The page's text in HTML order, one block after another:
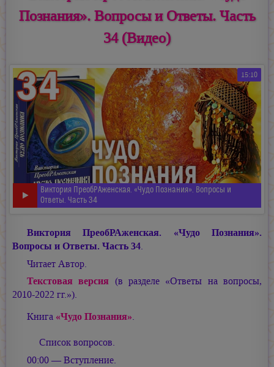
Познания». Вопросы и Ответы. Часть
34 (Видео)
15:10
Виктория ПреобРАженская. «Чудо Познания». Вопросы и
Ответы. Часть 34
Виктория ПреобРАженская. «Чудо Познания».
Вопросы и Ответы. Часть 34.
Читает Автор.
Текстовая версия (в разделе «Ответы на вопросы,
2010-2022 гг.»).
Книга «Чудо Познания».
Список вопросов.
00:00 — Вступление.